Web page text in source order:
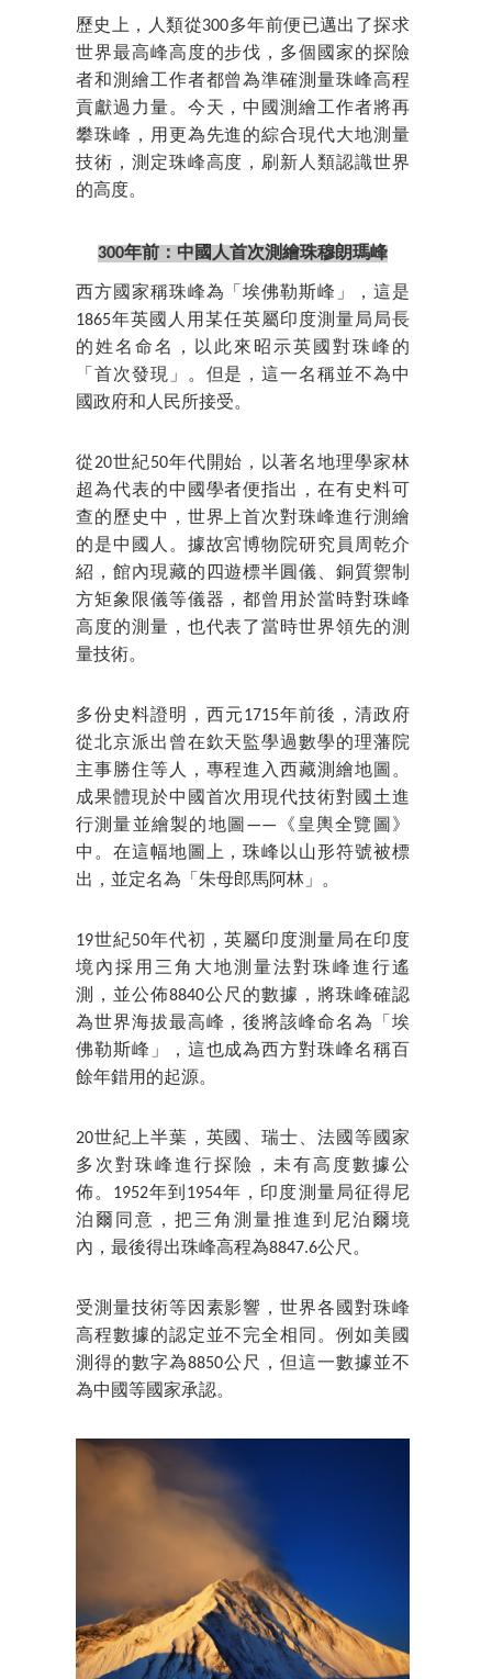
歷史上，人類從300多年前便已邁出了探求
世界最高峰高度的步伐，多個國家的探險
者和測繪工作者都曾為準確測量珠峰高程
貢獻過力量。今天，中國測繪工作者將再
攀珠峰，用更為先進的綜合現代大地測量
技術，測定珠峰高度，刷新人類認識世界
的高度。
300年前：中國人首次測繪珠穆朗瑪峰
西方國家稱珠峰為「埃佛勒斯峰」，這是
1865年英國人用某任英屬印度測量局局長
的姓名命名，以此來昭示英國對珠峰的
「首次發現」。但是，這一名稱並不為中
國政府和人民所接受。
從20世紀50年代開始，以著名地理學家林
超為代表的中國學者便指出，在有史料可
查的歷史中，世界上首次對珠峰進行測繪
的是中國人。據故宮博物院研究員周乾介
紹，館內現藏的四遊標半圓儀、銅質禦制
方矩象限儀等儀器，都曾用於當時對珠峰
高度的測量，也代表了當時世界領先的測
量技術。
多份史料證明，西元1715年前後，清政府
從北京派出曾在欽天監學過數學的理藩院
主事勝住等人，專程進入西藏測繪地圖。
成果體現於中國首次用現代技術對國土進
行測量並繪製的地圖——《皇輿全覽圖》
中。在這幅地圖上，珠峰以山形符號被標
出，並定名為「朱母郎馬阿林」。
19世紀50年代初，英屬印度測量局在印度
境內採用三角大地測量法對珠峰進行遙
測，並公佈8840公尺的數據，將珠峰確認
為世界海拔最高峰，後將該峰命名為「埃
佛勒斯峰」，這也成為西方對珠峰名稱百
餘年錯用的起源。
20世紀上半葉，英國、瑞士、法國等國家
多次對珠峰進行探險，未有高度數據公
佈。1952年到1954年，印度測量局征得尼
泊爾同意，把三角測量推進到尼泊爾境
內，最後得出珠峰高程為8847.6公尺。
受測量技術等因素影響，世界各國對珠峰
高程數據的認定並不完全相同。例如美國
測得的數字為8850公尺，但這一數據並不
為中國等國家承認。